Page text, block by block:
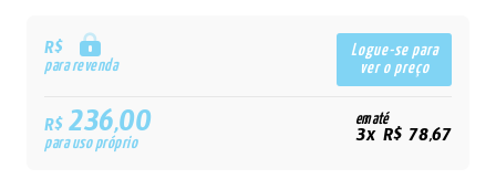
R$
para revenda
Logue-se para
ver o preço
R$236,00
para uso próprio
em até
3x R$ 78,67